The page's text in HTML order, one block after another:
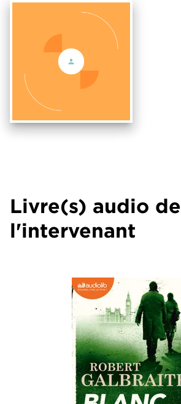
Livre(s) audio de
l'intervenant